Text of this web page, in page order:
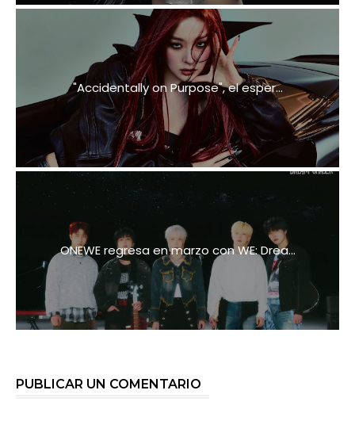
"Accidentally on Purpose", el esper...
ONEWE regresa en marzo con WE: Drea...
PUBLICAR UN COMENTARIO